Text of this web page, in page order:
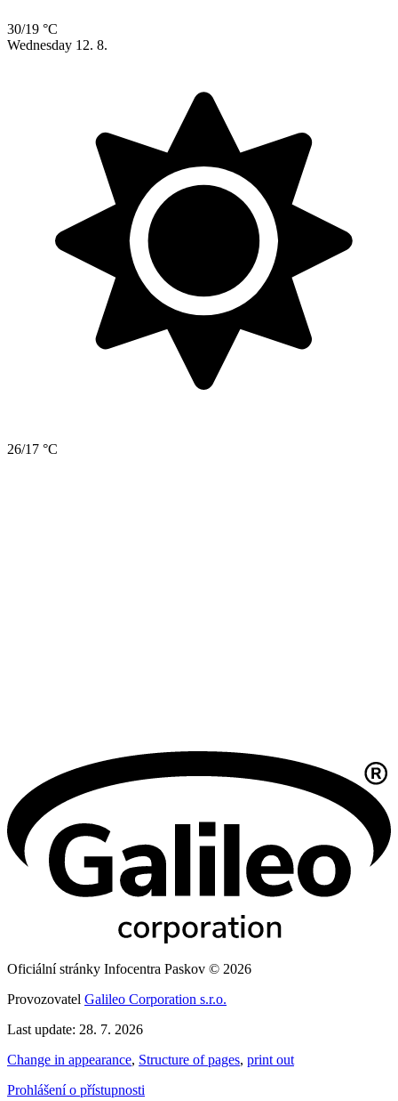
30/19 °C
Wednesday 12. 8.
26/17 °C
Oficiální stránky Infocentra Paskov © 2026
Provozovatel Galileo Corporation s.r.o.
Last update: 28. 7. 2026
Change in appearance, Structure of pages, print out
Prohlášení o přístupnosti